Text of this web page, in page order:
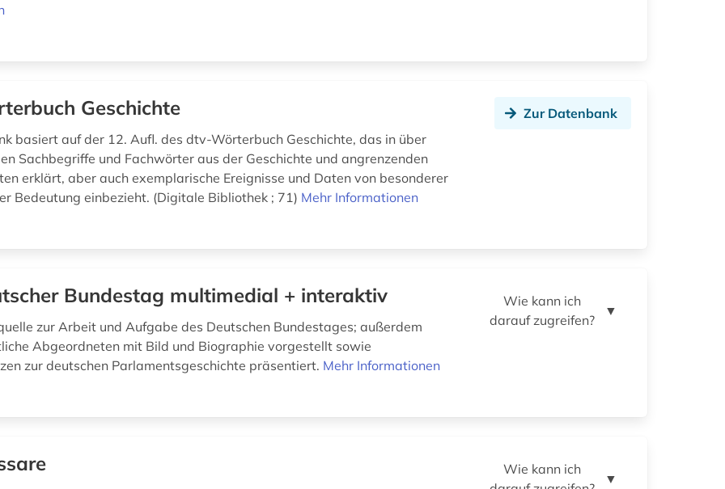
Geschichte
basiert auf der 12. Aufl. des dtv-Wörterbuch Geschichte, das in über
Sachbegriffe und Fachwörter aus der Geschichte und angrenzenden
erklärt, aber auch exemplarische Ereignisse und Daten von besonderer
Bedeutung einbezieht. (Digitale Bibliothek ; 71) Mehr Informationen
Zur Datenbank
Bundestag multimedial + interaktiv
zur Arbeit und Aufgabe des Deutschen Bundestages; außerdem
Abgeordneten mit Bild und Biographie vorgestellt sowie
zur deutschen Parlamentsgeschichte präsentiert. Mehr Informationen
Wie kann ich
darauf zugreifen?
▼
Wie kann ich
▼